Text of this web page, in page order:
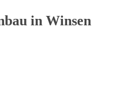
in Winsen